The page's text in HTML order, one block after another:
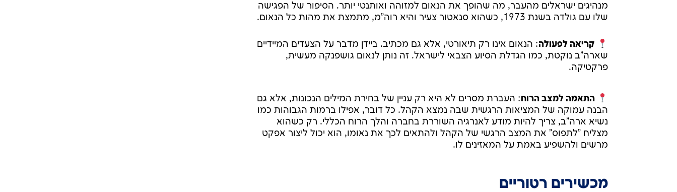
מנהיגים ישראלים מהעבר, מה שהופך את הנאום למזוהה ואותנטי יותר. הסיפור של הפגישה
שלו עם גולדה בשנת 1973, כשהוא סנאטור צעיר והיא רוה"מ, מתמצת את מהות כל הנאום.
קריאה לפעולה: הנאום אינו רק תיאורטי, אלא גם מכתיב. ביידן מדבר על הצעדים המיידיים
שארה"ב נוקטת, כמו הגדלת הסיוע הצבאי לישראל. זה נותן לנאום גושפנקה מעשית,
פרקטיקה.
התאמה למצב הרוח: העברת מסרים לא היא רק עניין של בחירת המילים הנכונות, אלא גם
הבנה עמוקה של המציאות הרגשית שבה נמצא הקהל. כל דובר, אפילו ברמות הגבוהות כמו
נשיא ארה"ב, צריך להיות מודע לאנרגיה השוררת בחברה והלך הרוח הכללי. רק כשהוא
מצליח "לתפוס" את המצב הרגשי של הקהל ולהתאים לכך את נאומו, הוא יכול ליצור אפקט
מרשים ולהשפיע באמת על המאזינים לו.
מכשירים רטוריים